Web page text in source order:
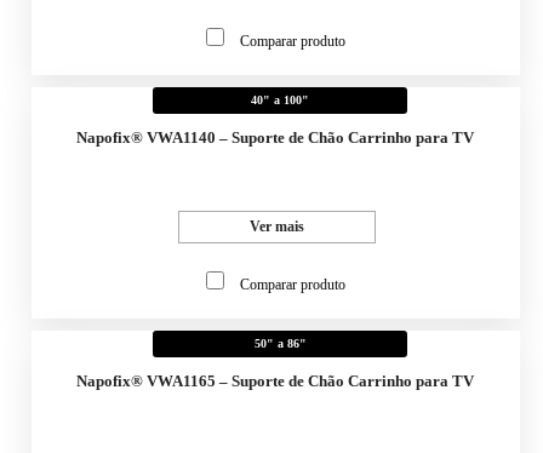
Comparar produto
40" a 100"
Napofix® VWA1140 – Suporte de Chão Carrinho para TV
Ver mais
Comparar produto
50" a 86"
Napofix® VWA1165 – Suporte de Chão Carrinho para TV